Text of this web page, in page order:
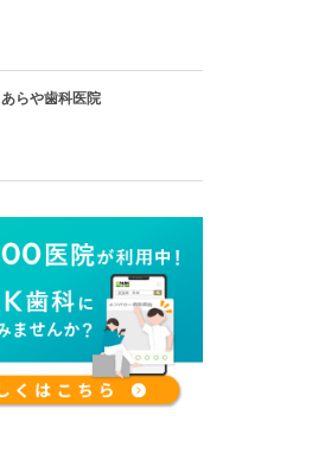
あらや歯科医院